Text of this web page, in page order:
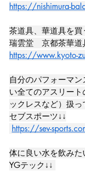
https://nishimura-
茶道具、華道具を買
瑞雲堂　京都茶華道
https://www.kyoto-
自分のパフォーマ
い全てのアスリー
ックレスなど）扱っ
セブスポーツ↓↓
https://sev-
体に良い水を飲みた
YGテック↓↓